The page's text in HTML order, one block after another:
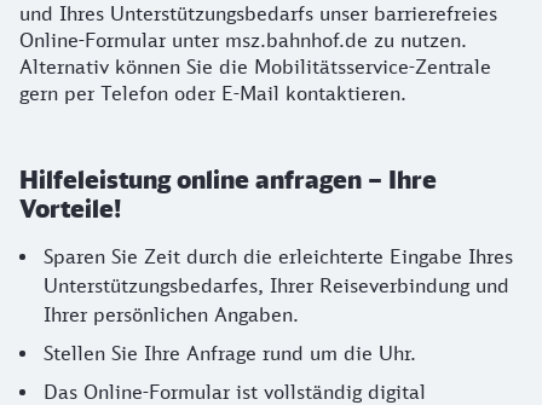
und Ihres Unterstützungsbedarfs unser barrierefreies
Online-Formular unter msz.bahnhof.de zu nutzen.
Alternativ können Sie die Mobilitätsservice-Zentrale
gern per Telefon oder E-Mail kontaktieren.
Hilfeleistung online anfragen – Ihre
Vorteile!
Sparen Sie Zeit durch die erleichterte Eingabe Ihres
Unterstützungsbedarfes, Ihrer Reiseverbindung und
Ihrer persönlichen Angaben.
Stellen Sie Ihre Anfrage rund um die Uhr.
Das Online-Formular ist vollständig digital